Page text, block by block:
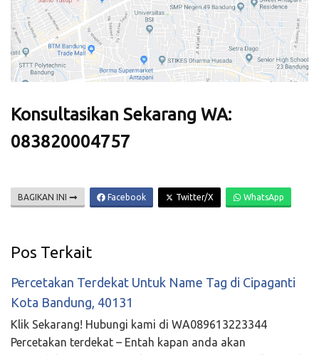
Konsultasikan Sekarang WA:
083820004757
BAGIKAN INI Facebook Twitter/X WhatsApp
Pos Terkait
Percetakan Terdekat Untuk Name Tag di Cipaganti
Kota Bandung, 40131
Klik Sekarang! Hubungi kami di WA089613223344
Percetakan terdekat – Entah kapan anda akan